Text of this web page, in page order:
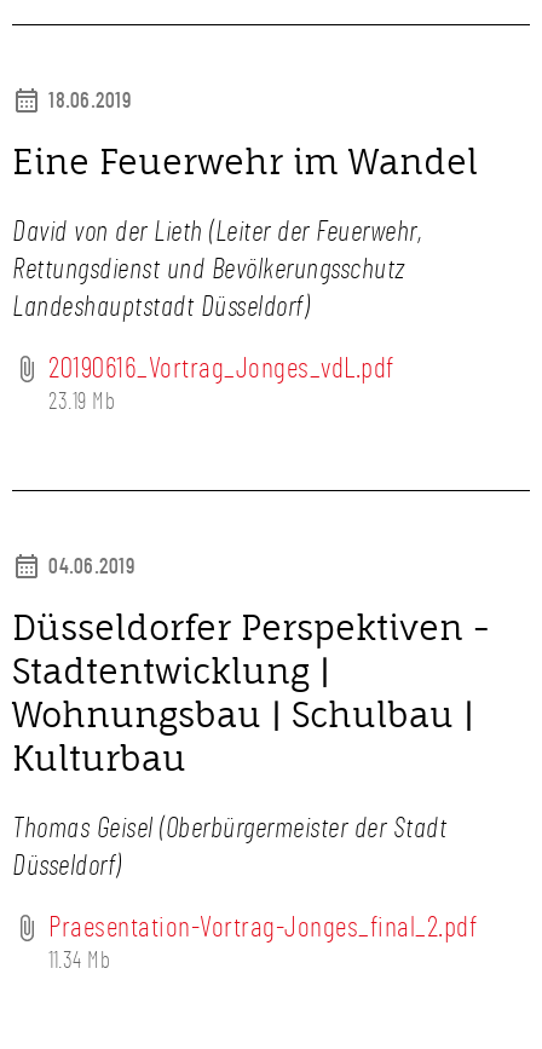
18.06.2019
Eine Feuerwehr im Wandel
David von der Lieth (Leiter der Feuerwehr,
Rettungsdienst und Bevölkerungsschutz
Landeshauptstadt Düsseldorf)
20190616_Vortrag_Jonges_vdL.pdf
23.19 Mb
04.06.2019
Düsseldorfer Perspektiven -
Stadtentwicklung |
Wohnungsbau | Schulbau |
Kulturbau
Thomas Geisel (Oberbürgermeister der Stadt
Düsseldorf)
Praesentation-Vortrag-Jonges_final_2.pdf
11.34 Mb